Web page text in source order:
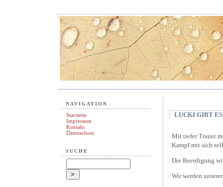
NAVIGATION
Startseite
Impressum
Kontakt
Datenschutz
SUCHE
LUCKI GIBT
Mit tiefer Trauer
Kampf mit sich
Die Beerdigung
Wir werden